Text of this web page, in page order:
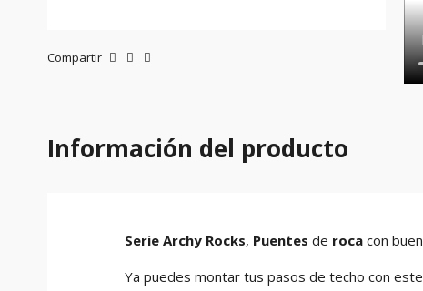
Compartir
Información del producto
Serie Archy Rocks, Puentes de roca con buen
Ya puedes montar tus pasos de techo con este